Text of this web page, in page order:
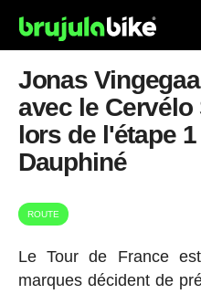
Jonas
avec le
lors de l'étape
Dauphiné
ROUTE
Le Tour de France
marques décident de